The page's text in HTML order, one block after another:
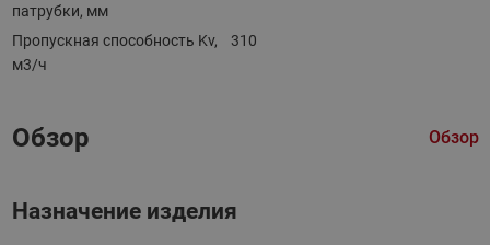
патрубки, мм
Пропускная способность Kv,
м3/ч
310
Обзор Обзор
Назначение изделия